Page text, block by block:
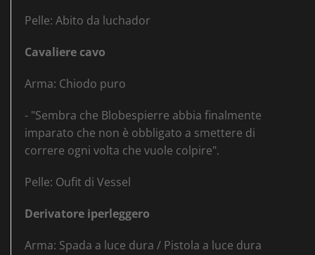
Pelle: Abito da luchador
Cavaliere cavo
Arma: Chiodo puro
- "Sembra che Blobespierre abbia finalmente
imparato che non è obbligato a smettere di
correre ogni volta che vuole colpire".
Pelle: Oufit di Vessel
Derivatore iperleggero
Arma: Spada a luce dura / Pistola a luce dura